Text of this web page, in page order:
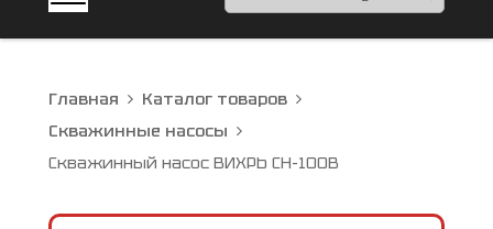
Главная
Каталог товаров
Скважинные насосы
Скважинный насос ВИХРЬ СН-100В